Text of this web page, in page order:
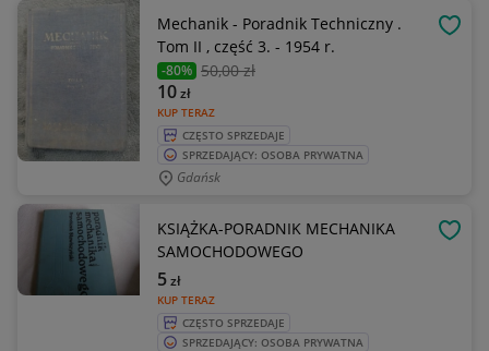
Mechanik - Poradnik Techniczny .
Tom II , część 3. - 1954 r.
-80% 50,00 zł
KUP TERAZ
10zł
CZĘSTO SPRZEDAJE
SPRZEDAJĄCY: OSOBA PRYWATNA
Gdańsk
KSIĄŻKA-PORADNIK MECHANIKA
SAMOCHODOWEGO
KUP TERAZ
5zł
CZĘSTO SPRZEDAJE
SPRZEDAJĄCY: OSOBA PRYWATNA